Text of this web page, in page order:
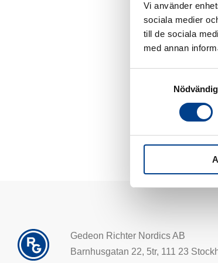
Vi använder
sociala medier
till de sociala
med annan
Nödvändig
och sina
Gedeon Richter Nordics AB
Barnhusgatan 22, 5tr, 111 23